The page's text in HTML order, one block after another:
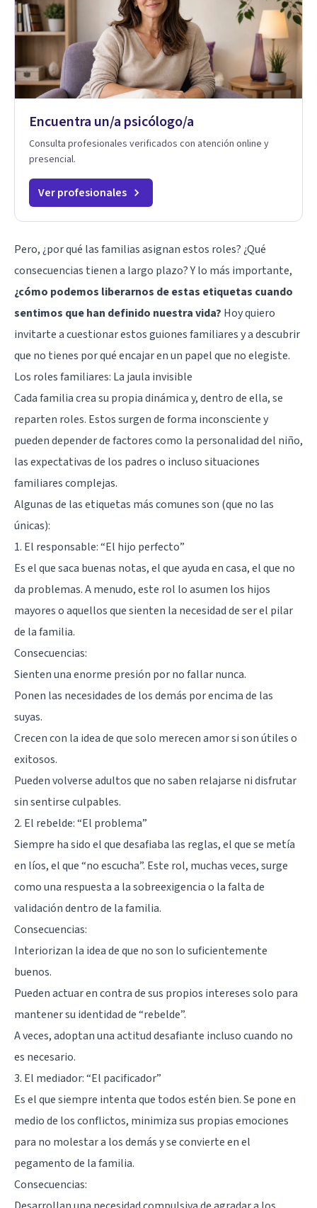
Encuentra un/a psicólogo/a
Consulta profesionales verificados con atención online y
presencial.
Ver profesionales
Pero, ¿por qué las familias asignan estos roles? ¿Qué
consecuencias tienen a largo plazo? Y lo más importante,
¿cómo podemos liberarnos de estas etiquetas cuando
sentimos que han definido nuestra vida? Hoy quiero
invitarte a cuestionar estos guiones familiares y a descubrir
que no tienes por qué encajar en un papel que no elegiste.
Los roles familiares: La jaula invisible
Cada familia crea su propia dinámica y, dentro de ella, se
reparten roles. Estos surgen de forma inconsciente y
pueden depender de factores como la personalidad del niño,
las expectativas de los padres o incluso situaciones
familiares complejas.
Algunas de las etiquetas más comunes son (que no las
únicas):
1. El responsable: “El hijo perfecto”
Es el que saca buenas notas, el que ayuda en casa, el que no
da problemas. A menudo, este rol lo asumen los hijos
mayores o aquellos que sienten la necesidad de ser el pilar
de la familia.
Consecuencias:
Sienten una enorme presión por no fallar nunca.
Ponen las necesidades de los demás por encima de las
suyas.
Crecen con la idea de que solo merecen amor si son útiles o
exitosos.
Pueden volverse adultos que no saben relajarse ni disfrutar
sin sentirse culpables.
2. El rebelde: “El problema”
Siempre ha sido el que desafiaba las reglas, el que se metía
en líos, el que “no escucha”. Este rol, muchas veces, surge
como una respuesta a la sobreexigencia o la falta de
validación dentro de la familia.
Consecuencias:
Interiorizan la idea de que no son lo suficientemente
buenos.
Pueden actuar en contra de sus propios intereses solo para
mantener su identidad de “rebelde”.
A veces, adoptan una actitud desafiante incluso cuando no
es necesario.
3. El mediador: “El pacificador”
Es el que siempre intenta que todos estén bien. Se pone en
medio de losconflictos, minimiza sus propias emociones
para no molestar a los demás y se convierte en el
pegamento de la familia.
Consecuencias: